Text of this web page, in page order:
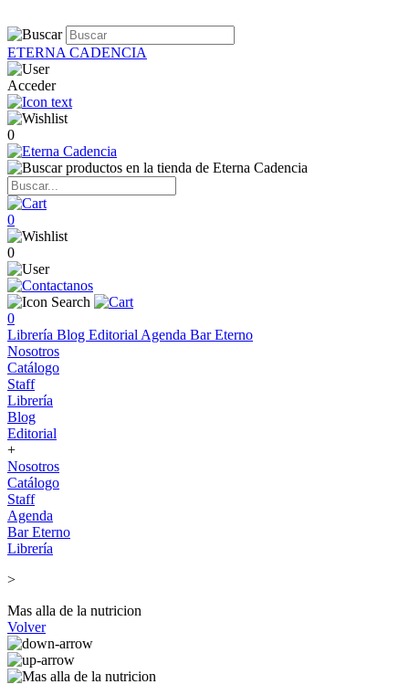
ETERNA CADENCIA
Acceder
0
0
0
0
Librería Blog Editorial Agenda Bar Eterno
Nosotros
Catálogo
Staff
Librería
Blog
Editorial
+
Nosotros
Catálogo
Staff
Agenda
Bar Eterno
Librería
>
Mas alla de la nutricion
Volver